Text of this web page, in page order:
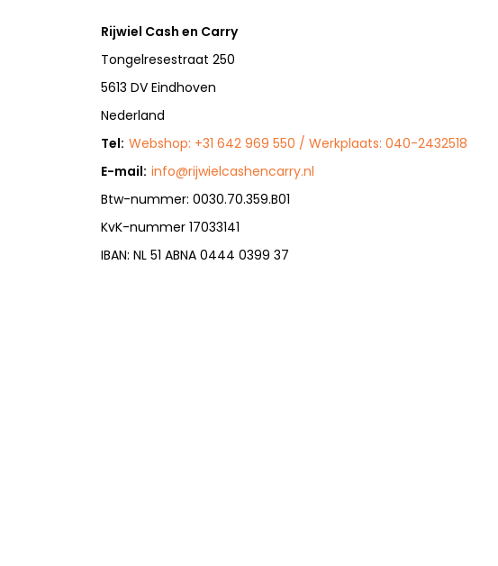
Rijwiel Cash en Carry
Tongelresestraat 250
5613 DV Eindhoven
Nederland
Tel: Webshop: +31 642 969 550 / Werkplaats: 040-2432518
E-mail: info@rijwielcashencarry.nl
Btw-nummer: 0030.70.359.B01
KvK-nummer 17033141
IBAN: NL 51 ABNA 0444 0399 37